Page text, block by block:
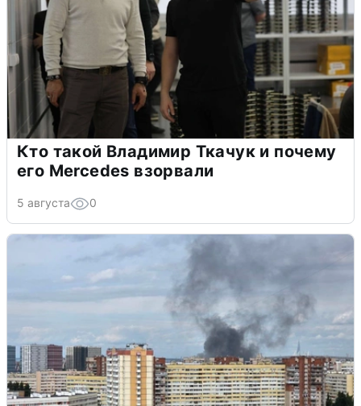
Кто такой Владимир Ткачук и почему
его Mercedes взорвали
5 августа 0